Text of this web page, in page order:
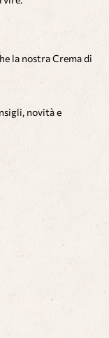
la nostra Crema di
novità e